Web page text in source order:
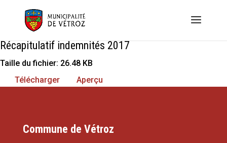
Récapitulatif indemnités 2017
Taille du fichier: 26.48 KB
Télécharger
Aperçu
Commune de Vétroz